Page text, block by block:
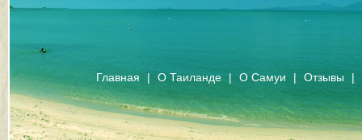
Главная | О Таиланде | О Самуи | Отзывы |